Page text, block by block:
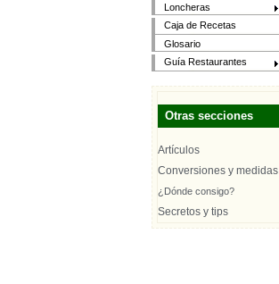
Loncheras
Caja de Recetas
Glosario
Guía Restaurantes
Otras secciones
Artículos
Conversiones y medidas
¿Dónde consigo?
Secretos y tips